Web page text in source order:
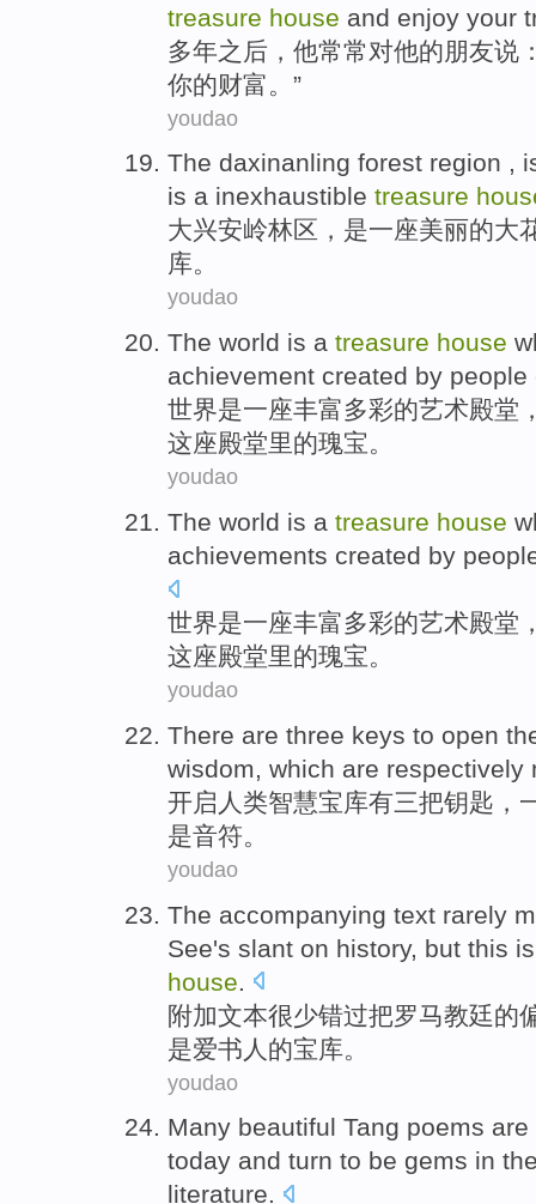
treasure house and enjoy your
多年之后 ， 他常常对他的朋友说
你的财富 。”
youdao
The daxinanling forest region ,
is a inexhaustible treasure
大兴安岭林区， 是一座美丽的大
库。
youdao
The world is a treasure house
achievement created by people
世界是一座丰富多彩的艺术殿堂
这座殿堂里的瑰宝。
youdao
The world is a treasure house
achievements created by
世界是一座丰富多彩的艺术殿堂
这座殿堂里的瑰宝。
youdao
There are three keys to open
wisdom, which are respectively
开启 人类智慧宝库有三把钥匙 ，
是音符。
youdao
The accompanying text rarely
See's slant on history, but this
house
附加文本很少错过把罗马教廷的
是爱书人的宝库。
youdao
Many beautiful Tang poems
today and turn to be gems in
literature.